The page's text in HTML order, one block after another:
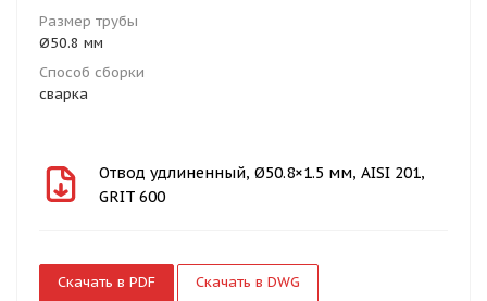
Размер трубы
Ø50.8 мм
Способ сборки
сварка
Отвод удлиненный, Ø50.8×1.5 мм, AISI 201,
GRIT 600
Скачать в PDF Скачать в DWG